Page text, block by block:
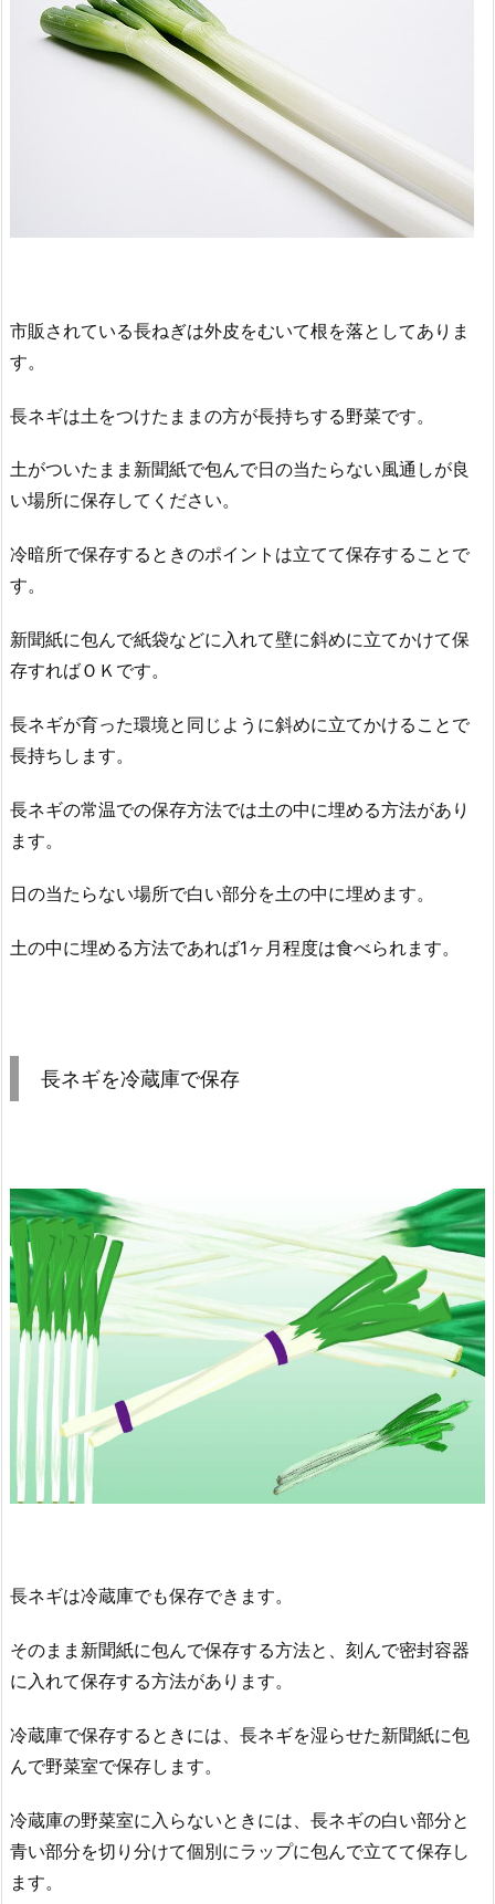
市販されている長ねぎは外皮をむいて根を落としてありま
す。
長ネギは土をつけたままの方が長持ちする野菜です。
土がついたまま新聞紙で包んで日の当たらない風通しが良
い場所に保存してください。
冷暗所で保存するときのポイントは立てて保存することで
す。
新聞紙に包んで紙袋などに入れて壁に斜めに立てかけて保
存すればＯＫです。
長ネギが育った環境と同じように斜めに立てかけることで
長持ちします。
長ネギの常温での保存方法では土の中に埋める方法があり
ます。
日の当たらない場所で白い部分を土の中に埋めます。
土の中に埋める方法であれば1ヶ月程度は食べられます。
長ネギを冷蔵庫で保存
長ネギは冷蔵庫でも保存できます。
そのまま新聞紙に包んで保存する方法と、刻んで密封容器
に入れて保存する方法があります。
冷蔵庫で保存するときには、長ネギを湿らせた新聞紙に包
んで野菜室で保存します。
冷蔵庫の野菜室に入らないときには、長ネギの白い部分と
青い部分を切り分けて個別にラップに包んで立てて保存し
ます。